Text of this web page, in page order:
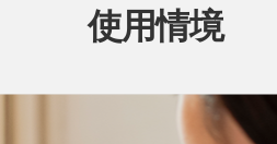
使用情境